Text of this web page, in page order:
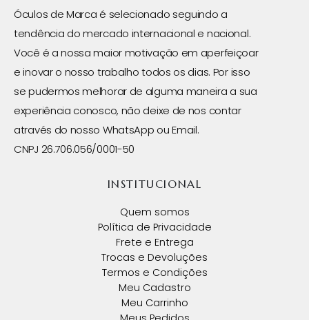
Óculos de Marca é selecionado seguindo a
tendência do mercado internacional e nacional.
Você é a nossa maior motivação em aperfeiçoar
e inovar o nosso trabalho todos os dias. Por isso
se pudermos melhorar de alguma maneira a sua
experiência conosco, não deixe de nos contar
através do nosso WhatsApp ou Email.
CNPJ 26.706.056/0001-50
INSTITUCIONAL
Quem somos
Política de Privacidade
Frete e Entrega
Trocas e Devoluções
Termos e Condições
Meu Cadastro
Meu Carrinho